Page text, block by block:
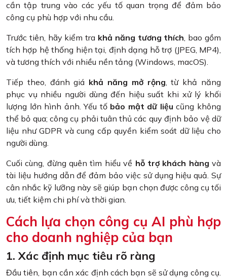
cần tập trung vào các yếu tố quan trọng để đảm bảo
công cụ phù hợp với nhu cầu.
Trước tiên, hãy kiểm tra khả năng tương thích, bao gồm
tích hợp hệ thống hiện tại, định dạng hỗ trợ (JPEG, MP4),
và tương thích với nhiều nền tảng (Windows, macOS).
Tiếp theo, đánh giá khả năng mở rộng, từ khả năng
phục vụ nhiều người dùng đến hiệu suất khi xử lý khối
lượng lớn hình ảnh. Yếu tố bảo mật dữ liệu cũng không
thể bỏ qua; công cụ phải tuân thủ các quy định bảo vệ dữ
liệu như GDPR và cung cấp quyền kiểm soát dữ liệu cho
người dùng.
Cuối cùng, đừng quên tìm hiểu về hỗ trợ khách hàng và
tài liệu hướng dẫn để đảm bảo việc sử dụng hiệu quả. Sự
cân nhắc kỹ lưỡng này sẽ giúp bạn chọn được công cụ tối
ưu, tiết kiệm chi phí và thời gian.
Cách lựa chọn công cụ AI phù hợp
cho doanh nghiệp của bạn
1. Xác định mục tiêu rõ ràng
Đầu tiên, bạn cần xác định cách bạn sẽ sử dụng công cụ.